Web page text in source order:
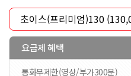
요금제 혜택
통화무제한(영상/부가300분)